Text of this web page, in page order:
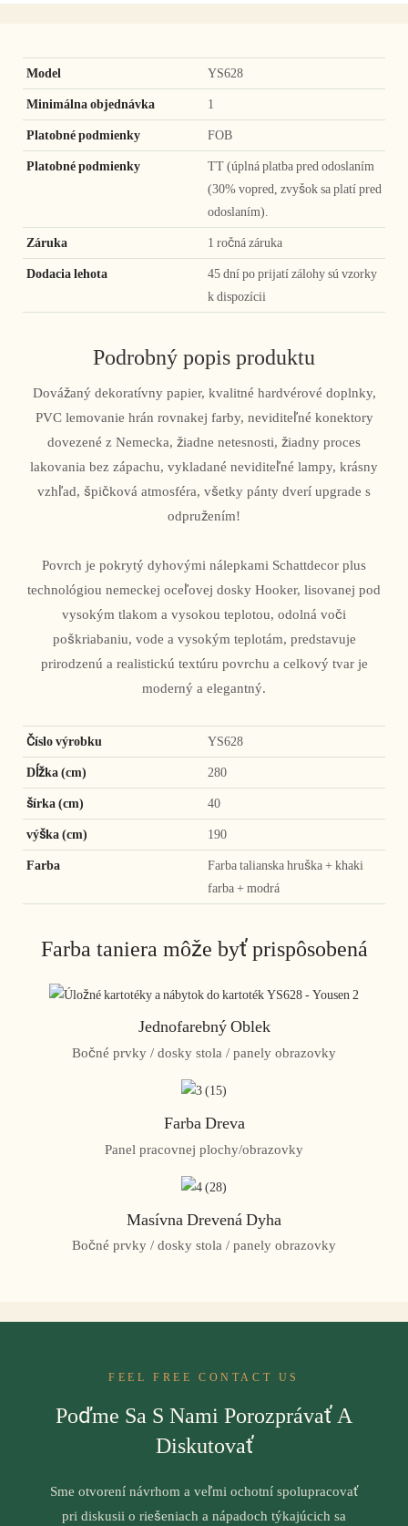
Model YS628
Minimálna objednávka 1
Platobné podmienky FOB
Platobné podmienky
TT (úplná platba pred odoslaním
(30% vopred, zvyšok sa platí pred
odoslaním).
Záruka 1 ročná záruka
Dodacia lehota
45 dní po prijatí zálohy sú vzorky
k dispozícii
Podrobný popis produktu
Dovážaný dekoratívny papier, kvalitné hardvérové ​​doplnky,
PVC lemovanie hrán rovnakej farby, neviditeľné konektory
dovezené z Nemecka, žiadne netesnosti, žiadny proces
lakovania bez zápachu, vykladané neviditeľné lampy, krásny
vzhľad, špičková atmosféra, všetky pánty dverí upgrade s
odpružením!
Povrch je pokrytý dyhovými nálepkami Schattdecor plus
technológiou nemeckej oceľovej dosky Hooker, lisovanej pod
vysokým tlakom a vysokou teplotou, odolná voči
poškriabaniu, vode a vysokým teplotám, predstavuje
prirodzenú a realistickú textúru povrchu a celkový tvar je
moderný a elegantný.
Číslo výrobku YS628
Dĺžka (cm) 280
šírka (cm) 40
výška (cm) 190
Farba
Farba talianska hruška + khaki
farba + modrá
Farba taniera môže byť prispôsobená
Jednofarebný Oblek
Bočné prvky / dosky stola / panely obrazovky
Farba Dreva
Panel pracovnej plochy/obrazovky
Masívna Drevená Dyha
Bočné prvky / dosky stola / panely obrazovky
FEEL FREE CONTACT US
Poďme Sa S Nami Porozprávať A
Diskutovať
Sme otvorení návrhom a veľmi ochotní spolupracovať
pri diskusii o riešeniach a nápadoch týkajúcich sa